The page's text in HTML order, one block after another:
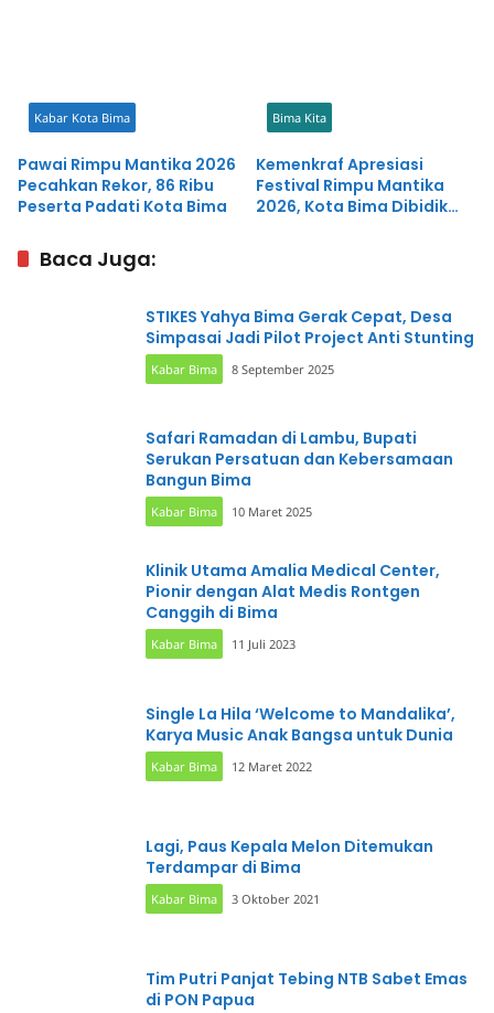
Kabar Kota Bima
Pawai Rimpu Mantika 2026
Pecahkan Rekor, 86 Ribu
Peserta Padati Kota Bima
Bima Kita
Kemenkraf Apresiasi
Festival Rimpu Mantika
2026, Kota Bima Dibidik
Baca Juga:
STIKES Yahya Bima Gerak Cepat, Desa
Simpasai Jadi Pilot Project Anti Stunting
Kabar Bima 8 September 2025
Safari Ramadan di Lambu, Bupati
Serukan Persatuan dan Kebersamaan
Bangun Bima
Kabar Bima 10 Maret 2025
Klinik Utama Amalia Medical Center,
Pionir dengan Alat Medis Rontgen
Canggih di Bima
Kabar Bima 11 Juli 2023
Single La Hila ‘Welcome to Mandalika’,
Karya Music Anak Bangsa untuk Dunia
Kabar Bima 12 Maret 2022
Lagi, Paus Kepala Melon Ditemukan
Terdampar di Bima
Kabar Bima 3 Oktober 2021
Tim Putri Panjat Tebing NTB Sabet Emas
di PON Papua